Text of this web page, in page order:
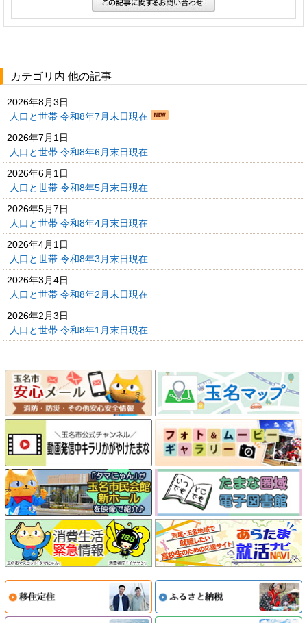
カテゴリ内 他の記事
2026年8月3日
人口と世帯 令和8年7月末日現在
2026年7月1日
人口と世帯 令和8年6月末日現在
2026年6月1日
人口と世帯 令和8年5月末日現在
2026年5月7日
人口と世帯 令和8年4月末日現在
2026年4月1日
人口と世帯 令和8年3月末日現在
2026年3月4日
人口と世帯 令和8年2月末日現在
2026年2月3日
人口と世帯 令和8年1月末日現在